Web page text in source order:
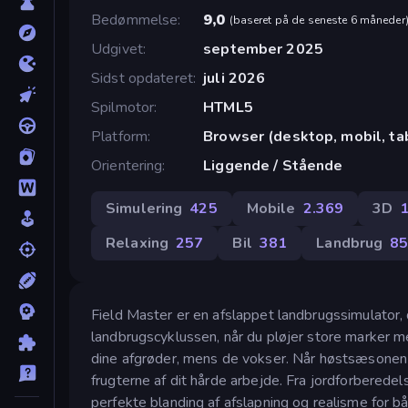
Bedømmelse
9,0 (baseret på de seneste 6 måneder)
Udgivet
september 2025
Sidst opdateret juli 2026
Spilmotor
HTML5
Platform
Browser (desktop, mobil,
Orientering
Liggende / Stående
Simulering 425 Mobile 2.369 3D
Relaxing 257 Bil 381 Landbrug 85
Field Master er en afslappet
landbrugscyklussen, når du pløjer store marker
dine afgrøder, mens de vokser. Når
frugterne af dit hårde arbejde. Fra
perfekte blanding af afslapning og realisme for